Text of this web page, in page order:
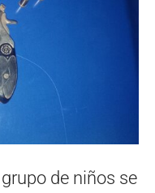
de niños se